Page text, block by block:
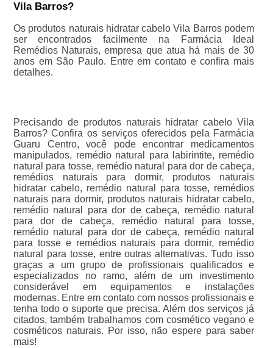
Vila Barros?
Os produtos naturais hidratar cabelo Vila Barros podem
ser encontrados facilmente na Farmácia Ideal
Remédios Naturais, empresa que atua há mais de 30
anos em São Paulo. Entre em contato e confira mais
detalhes.
Precisando de produtos naturais hidratar cabelo Vila
Barros? Confira os serviços oferecidos pela Farmácia
Guaru Centro, você pode encontrar medicamentos
manipulados, remédio natural para labirintite, remédio
natural para tosse, remédio natural para dor de cabeça,
remédios naturais para dormir, produtos naturais
hidratar cabelo, remédio natural para tosse, remédios
naturais para dormir, produtos naturais hidratar cabelo,
remédio natural para dor de cabeça, remédio natural
para dor de cabeça, remédio natural para tosse,
remédio natural para dor de cabeça, remédio natural
para tosse e remédios naturais para dormir, remédio
natural para tosse, entre outras alternativas. Tudo isso
graças a um grupo de profissionais qualificados e
especializados no ramo, além de um investimento
considerável em equipamentos e instalações
modernas. Entre em contato com nossos profissionais e
tenha todo o suporte que precisa. Além dos serviços já
citados, também trabalhamos com cosmético vegano e
cosméticos naturais. Por isso, não espere para saber
mais!